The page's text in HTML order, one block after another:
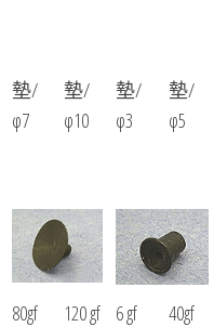
墊/
φ7
墊/
φ10
墊/
φ3
墊/
φ5
80gf 120 gf 6 gf 40gf